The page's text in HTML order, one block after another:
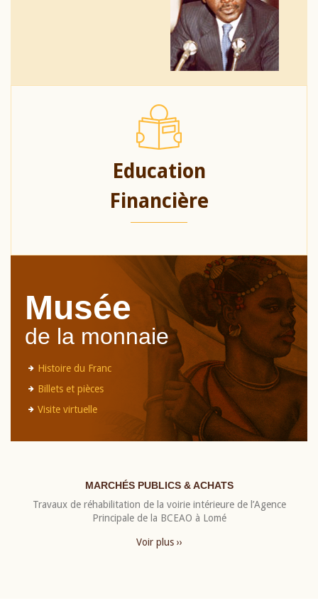
Education
Financière
Musée
de la monnaie
Histoire du Franc
Billets et pièces
Visite virtuelle
MARCHÉS PUBLICS & ACHATS
Travaux de réhabilitation de la voirie intérieure de l’Agence
Principale de la BCEAO à Lomé
Voir plus ››